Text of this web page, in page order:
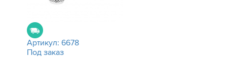
Артикул: 6678
Под заказ